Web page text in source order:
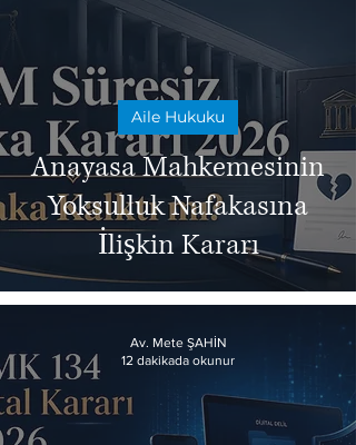
Anayasa Mahkemesinin
Yoksulluk Nafakasına
İlişkin Kararı
Aile Hukuku
Av. Mete ŞAHİN
12 dakikada okunur